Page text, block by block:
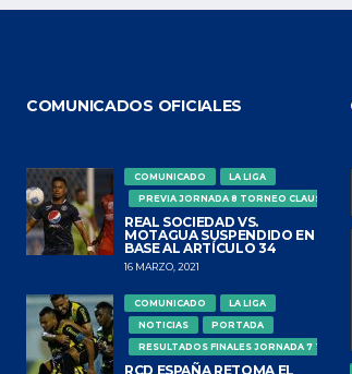
COMUNICADOS OFICIALES
COMUNICADO
LA LIGA
PREVIA JORNADA 8 TORNEO CLAUSURA
REAL SOCIEDAD VS.
MOTAGUA SUSPENDIDO EN
BASE AL ARTÍCULO 34
16 MARZO, 2021
COMUNICADO
LA LIGA
NOTICIAS
PORTADA
RESULTADOS FINALES JORNADA 7
RCD ESPAÑA RETOMA EL